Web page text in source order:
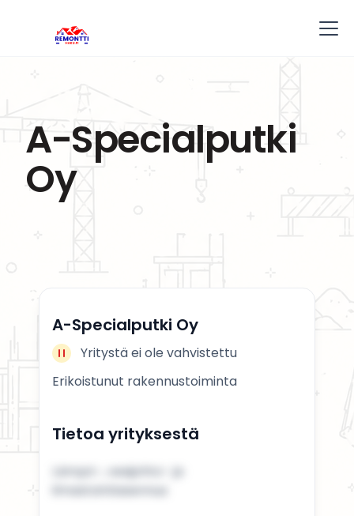
A-Specialputki
Oy
A-Specialputki Oy
Yritystä ei ole vahvistettu
Erikoistunut rakennustoiminta
Tietoa yrityksestä
Lämpö-, vesijohto- ja
ilmastointiasennus